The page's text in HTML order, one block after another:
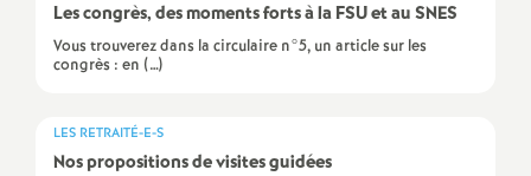
o
Les congrès, des moments forts à laFSUet auSNES
Vous trouverez dans la circulaire n°5, un article sur les
congrès : en (…)
LES RETRAITÉ-E-S
Nos propositions de visites guidées